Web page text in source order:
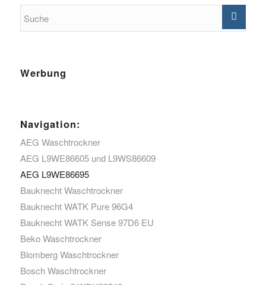
Werbung
Navigation:
AEG Waschtrockner
AEG L9WE86605 und L9WS86609
AEG L9WE86695
Bauknecht Waschtrockner
Bauknecht WATK Pure 96G4
Bauknecht WATK Sense 97D6 EU
Beko Waschtrockner
Blomberg Waschtrockner
Bosch Waschtrockner